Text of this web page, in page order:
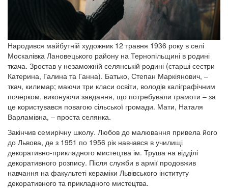
Народився майбутній художник 12 травня 1936 року в селі
Москалівка Лановецького району на Тернопільщині в родині
ткача. Зростав у незаможній селянській родині (старші сестри
Катерина, Галина та Ганна). Батько, Степан Маркіянович, –
ткач, килимар; маючи три класи освіти, володів каліграфічним
почерком, виконуючи завдання, що потребували грамоти – за
це користувався повагою сільської громади. Мати, Наталя
Варламівна, – проста селянка.
Закінчив семирічну школу. Любов до малювання привела його
до Львова, де з 1951 по 1956 рік навчався в училищі
декоративно-прикладного мистецтва ім. Труша на відділі
декоративного розпису. Після служби в армії продовжив
навчання на факультеті кераміки Львівського інституту
декоративного та прикладного мистецтва.